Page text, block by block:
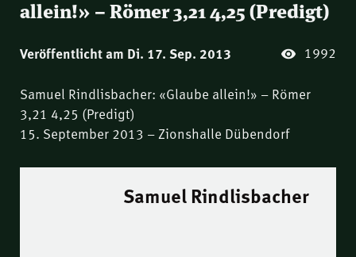
allein!» – Römer 3,21 4,25 (Predigt)
Veröffentlicht am Di. 17. Sep. 2013 1992
Samuel Rindlisbacher: «Glaube allein!» – Römer
3,21 4,25 (Predigt)
15. September 2013 – Zionshalle Dübendorf
Samuel Rindlisbacher